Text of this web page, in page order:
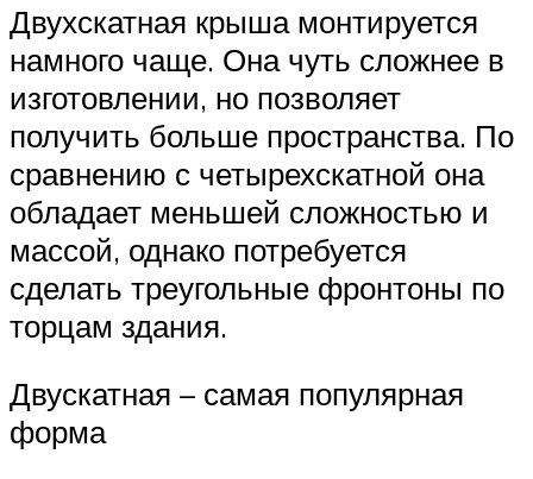
Двухскатная крыша монтируется
намного чаще. Она чуть сложнее в
изготовлении, но позволяет
получить больше пространства. По
сравнению с четырехскатной она
обладает меньшей сложностью и
массой, однако потребуется
сделать треугольные фронтоны по
торцам здания.
Двускатная – самая популярная
форма